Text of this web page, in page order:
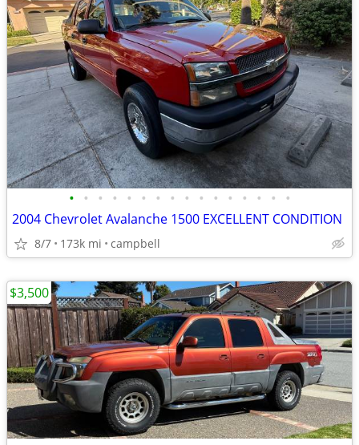
• • • • • • • • • • • • • • • •
2004 Chevrolet Avalanche 1500 EXCELLENT CONDITION
8/7 173k mi campbell
$3,500